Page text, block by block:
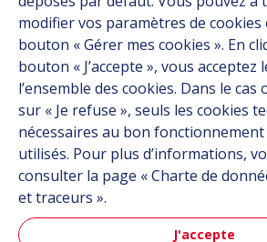
Contact
Follow us
LinkedIn
Instagram
modifier vos paramètres de cookies
bouton « Gérer mes cookies ». En
bouton « J’accepte », vous acceptez
l’ensemble des cookies. Dans le cas
sur « Je refuse », seuls les cookies
nécessaires au bon
utilisés. Pour plus d’informations,
consulter la page « Charte de
et traceurs ».
J'accepte